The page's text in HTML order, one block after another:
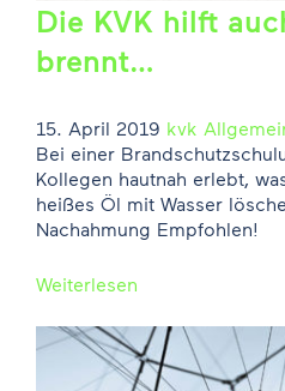
Die KVK hilft
brennt…
15. April 2019 kvk
Bei einer
Kollegen hautnah erlebt,
heißes Öl mit Wasser
Nachahmung Empfohlen!
Weiterlesen